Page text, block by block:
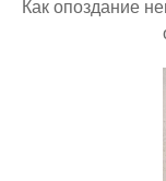
Как опоздание